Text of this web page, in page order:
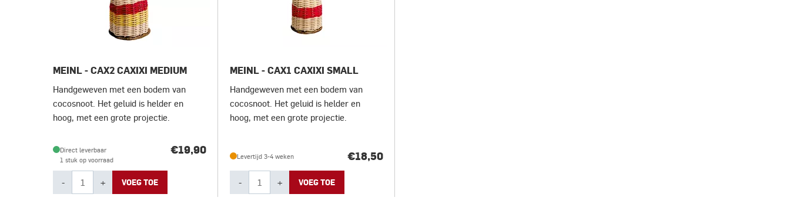
MEINL - CAX2 CAXIXI MEDIUM
Handgeweven met een bodem van
cocosnoot. Het geluid is helder en
hoog, met een grote projectie.
Direct leverbaar
1 stuk op voorraad
€19,90
- + VOEG TOE
MEINL - CAX1 CAXIXI SMALL
Handgeweven met een bodem van
cocosnoot. Het geluid is helder en
hoog, met een grote projectie.
Levertijd 3-4 weken €18,50
- + VOEG TOE